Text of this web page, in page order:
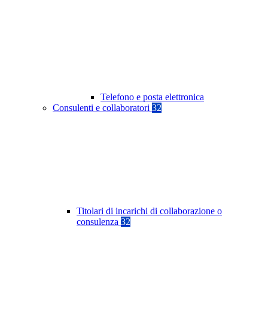
Telefono e posta elettronica
Consulenti e collaboratori 32
Titolari di incarichi di collaborazione o
consulenza 32